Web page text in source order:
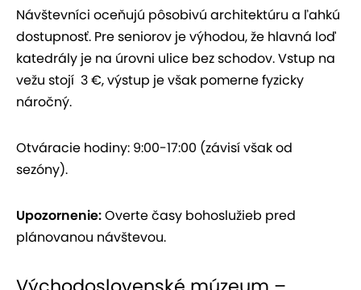
Návštevníci oceňujú pôsobivú architektúru a ľahkú
dostupnosť. Pre seniorov je výhodou, že hlavná loď
katedrály je na úrovni ulice bez schodov. Vstup na
vežu stojí 3 €, výstup je však pomerne fyzicky
náročný.
Otváracie hodiny: 9:00-17:00 (závisí však od
sezóny).
Upozornenie:Overte časy bohoslužieb pred
plánovanou návštevou.